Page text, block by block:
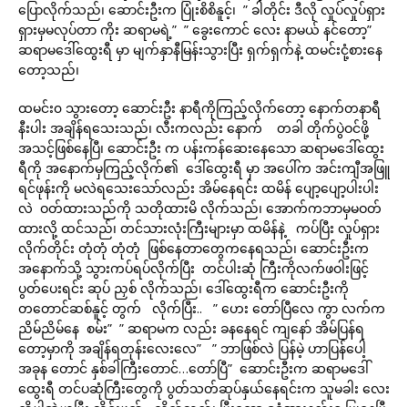
ပြောလိုက်သည်၊ ဆောင်းဦးက ပြုံးစိစိနူင့်၊ ” ခါတိုင်း ဒီလို လှုပ်လှုပ်ရှား
ရှားမှမလုပ်တာ ကိုး ဆရာမရဲ့” ” ခွေးကောင် လေး နာမယ် နင်တော့”
ဆရာမဒေါ်ထွေးရီ မှာ မျက်နှာနီမြန်းသွားပြီး ရှက်ရှက်နဲ့ ထမင်းငုံ့စားနေ
တော့သည်၊
ထမင်း၀ သွားတော့ ဆောင်းဦး နာရီကိုကြည့်လိုက်တော့ နောက်တနာရီ
နီးပါး အချိန်ရသေးသည်၊ လီးကလည်း နောက် တခါ တိုက်ပွဲဝင်ဖို့
အသင့်ဖြစ်နေပြီ၊ ဆောင်းဦး က ပန်းကန်ဆေးနေသော ဆရာမဒေါ်ထွေး
ရီကို အနောက်မှကြည့်လိုက်၏ ဒေါ်ထွေးရီ မှာ အပေါ်က အင်းကျီအဖြူ
ရင်ဖုန်းကို မလဲရသေးသော်လည်း အိမ်နေရင်း ထမိန် ပျော့ပျော့ပါးပါး
လဲ ဝတ်ထားသည်ကို သတိုထားမိ လိုက်သည်၊ အောက်ကဘာမှမဝတ်
ထားလို့ ထင်သည်၊ တင်သားလုံးကြီးများမှာ ထမိန်နဲ့ ကပ်ပြီး လှုပ်ရှား
လိုက်တိုင်း တုံတုံ တုံတုံ ဖြစ်နေတာတွေကနေရသည်၊ ဆောင်းဦးက
အနောက်သို့ သွားကပ်ရပ်လိုက်ပြီး တင်ပါးဆုံ ကြီးကိုလက်ဖဝါးဖြင့်
ပွတ်ပေးရင်း ဆုပ် ညှစ် လိုက်သည်၊ ဒေါ်ထွေးရီက ဆောင်းဦးကို
တတောင်ဆစ်နူင့် တွက် လိုက်ပြီး.. ” ဟေး တော်ပြီလေ ကွာ လက်က
ညိမ်ညိမ်နေ စမ်း” ” ဆရာမက လည်း ခနနေရင် ကျနော် အိမ်ပြန်ရ
တော့မှာကို အချိန်ရတုန်းလေးလေ” ” ဘာဖြစ်လဲ ပြန်မဲ့ ဟာပြန်ပေါ့
အခုန တောင် နှစ်ခါကြီးတောင်…တော်ပြီ” ဆောင်းဦးက ဆရာမဒေါ်
ထွေးရီ တင်ပဆုံကြီးတွေကို ပွတ်သတ်ဆုပ်နှယ်နေရင်းက သူမခါး လေး